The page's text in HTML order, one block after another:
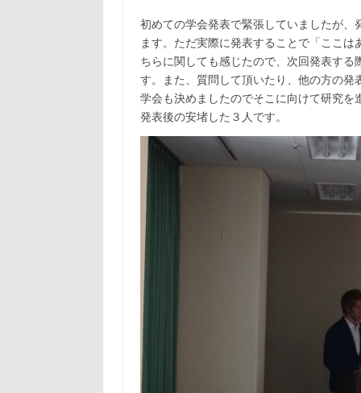
初めての学会発表で緊張していましたが
ます。ただ実際に発表することで「ここ
ちらに関しても感じたので、次回発表す
す。また、質問して頂いたり、他の方の
学会も決めましたのでそこに向けて研究
発表後の安堵した３人です。